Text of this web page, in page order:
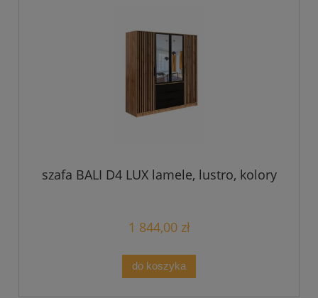
szafa BALI D4 LUX lamele, lustro, kolory
1 844,00 zł
do koszyka